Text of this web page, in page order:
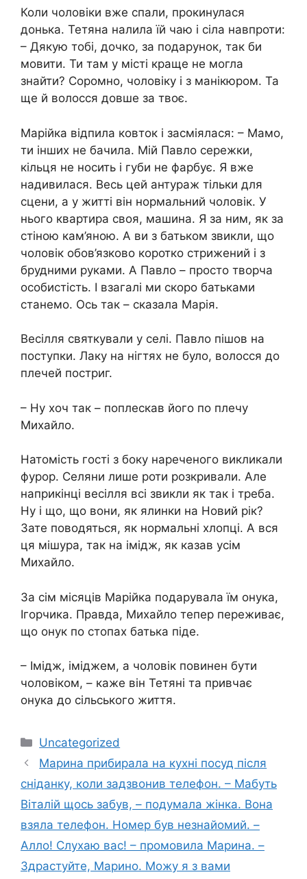
Коли чоловіки вже спали, прокинулася
донька. Тетяна налила їй чаю і сіла навпроти:
– Дякую тобі, дочко, за подарунок, так би
мовити. Ти там у місті краще не могла
знайти? Соромно, чоловіку і з манікюром. Та
ще й волосся довше за твоє.
Марійка відпила ковток і засміялася: – Мамо,
ти інших не бачила. Мій Павло сережки,
кільця не носить і губи не фарбує. Я вже
надивилася. Весь цей антураж тільки для
сцени, а у житті він нормальний чоловік. У
нього квартира своя, машина. Я за ним, як за
стіною кам’яною. А ви з батьком звикли, що
чоловік обов’язково коротко стрижений і з
брудними руками. А Павло – просто творча
особистість. І взагалі ми скоро батьками
станемо. Ось так – сказала Марія.
Весілля святкували у селі. Павло пішов на
поступки. Лаку на нігтях не було, волосся до
плечей постриг.
– Ну хоч так – поплескав його по плечу
Михайло.
Натомість гості з боку нареченого викликали
фурор. Селяни лише роти розкривали. Але
наприкінці весілля всі звикли як так і треба.
Ну і що, що вони, як ялинки на Новий рік?
Зате поводяться, як нормальні хлопці. А вся
ця мішура, так на імідж, як казав усім
Михайло.
За сім місяців Марійка подарувала їм онука,
Ігорчика. Правда, Михайло тепер переживає,
що онук по стопах батька піде.
– Імідж, іміджем, а чоловік повинен бути
чоловіком, – каже він Тетяні та привчає
онука до сільського життя.
Категорії
Uncategorized
Марина прибирала на кухні посуд після
сніданку, коли задзвонив телефон. – Мабуть
Віталій щось забув, – подумала жінка. Вона
взяла телефон. Номер був незнайомий. –
Алло! Слухаю вас! – промовила Марина. –
Здрастуйте, Марино. Можу я з вами